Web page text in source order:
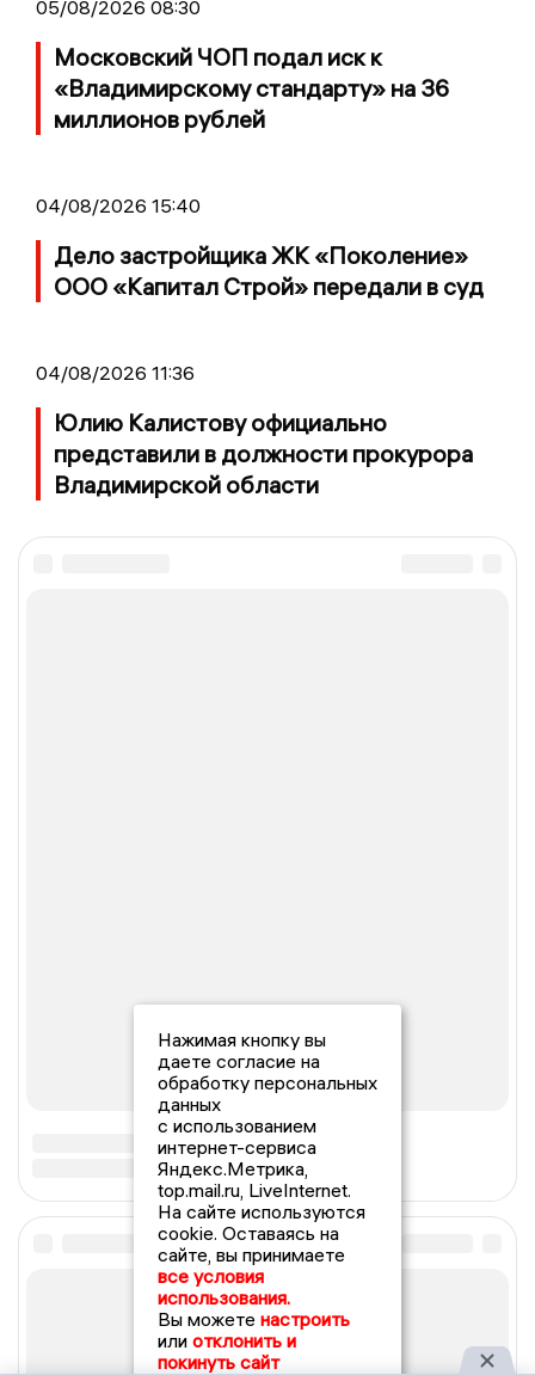
05/08/2026 08:30
Московский ЧОП подал иск к
«Владимирскому стандарту» на 36
миллионов рублей
04/08/2026 15:40
Дело застройщика ЖК «Поколение»
ООО «Капитал Строй» передали в суд
04/08/2026 11:36
Юлию Калистову официально
представили в должности прокурора
Владимирской области
Нажимая кнопку вы
даете согласие на
обработку персональных
данных
с использованием
интернет-сервиса
Яндекс.Метрика,
top.mail.ru, LiveInternet.
На сайте используются
cookie. Оставаясь на
сайте, вы принимаете
все условия
использования.
Вы можете настроить
или отклонить и
покинуть сайт